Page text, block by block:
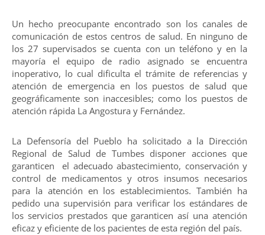
Un hecho preocupante encontrado son los canales de
comunicación de estos centros de salud. En ninguno de
los 27 supervisados se cuenta con un teléfono y en la
mayoría el equipo de radio asignado se encuentra
inoperativo, lo cual dificulta el trámite de referencias y
atención de emergencia en los puestos de salud que
geográficamente son inaccesibles; como los puestos de
atención rápida La Angostura y Fernández.
La Defensoría del Pueblo ha solicitado a la Dirección
Regional de Salud de Tumbes disponer acciones que
garanticen el adecuado abastecimiento, conservación y
control de medicamentos y otros insumos necesarios
para la atención en los establecimientos. También ha
pedido una supervisión para verificar los estándares de
los servicios prestados que garanticen así una atención
eficaz y eficiente de los pacientes de esta región del país.